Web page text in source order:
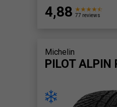
4,88 77 reviews
Michelin
PILOT ALPIN